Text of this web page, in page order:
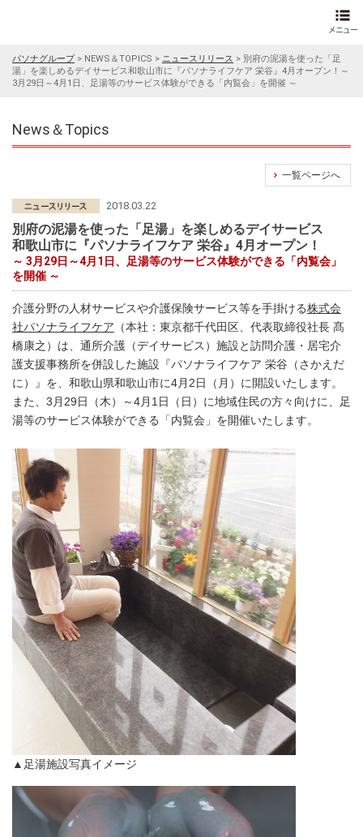
パソナグループ> NEWS＆TOPICS > ニュースリリース > 別府の泥湯を使った「足
湯」を楽しめるデイサービス和歌山市に『パソナライフケア 栄谷』4月オープン！～
3月29日～4月1日、足湯等のサービス体験ができる「内覧会」を開催 ～
News＆Topics
一覧ページへ
2018.03.22
別府の泥湯を使った「足湯」を楽しめるデイサービス
和歌山市に『パソナライフケア 栄谷』4月オープン！
～ 3月29日～4月1日、足湯等のサービス体験ができる「内覧会」
を開催 ～
介護分野の人材サービスや介護保険サービス等を手掛ける株式会
社パソナライフケア （本社：東京都千代田区、代表取締役社長 髙
橋康之）は、通所介護（デイサービス）施設と訪問介護・居宅介
護支援事務所を併設した施設『パソナライフケア 栄谷（さかえだ
に）』を、和歌山県和歌山市に4月2日（月）に開設いたします。
また、3月29日（木）～4月1日（日）に地域住民の方々向けに、足
湯等のサービス体験ができる「内覧会」を開催いたします。
▲足湯施設写真イメージ